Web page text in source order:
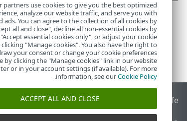
End of Life מאגר הידע של ESET הפורום של ESET
partners use cookies to give you the best optimized
analyze our website traffic, and serve you with
ads. You can agree to the collection of all cookies by
all and close", decline all non-essential cookies by
essential cookies only", or adjust your cookie
"Manage cookies". You also have the right to
your consent or change your cookie preferences
by clicking the "Manage cookies" link in our website
or in your account settings (if available). For more
information, see ourCookie Policy
.
ACCEPT ALL AND CLOSE